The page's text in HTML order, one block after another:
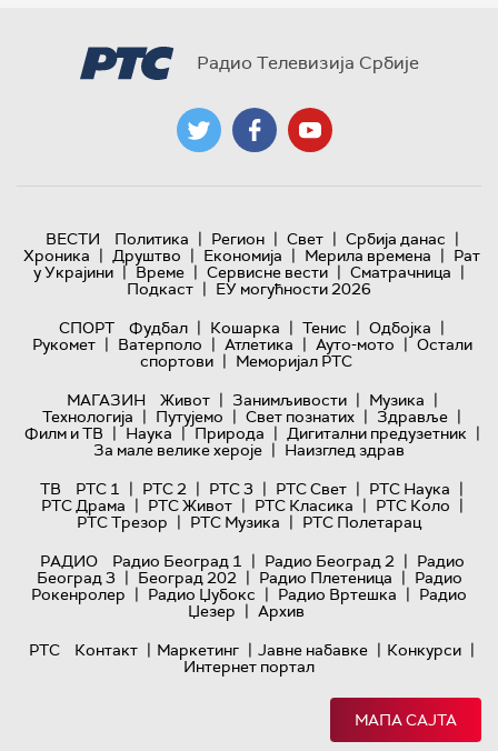
Радио Телевизија Србије
ВЕСТИ Политика | Регион | Свет | Србија данас |
Хроника | Друштво | Економија | Мерила времена | Рат
у Украјини | Време | Сервисне вести | Сматрачница |
Подкаст | ЕУ могућности 2026
СПОРТ
Фудбал | Кошарка | Тенис | Одбојка |
Рукомет | Ватерполо | Атлетика | Ауто-мото | Остали
спортови | Меморијал РТС
МАГАЗИН
Живот | Занимљивости | Музика |
Технологијa | Путујемо | Свет познатих | Здравље |
Филм и ТВ | Наука | Природа | Дигитални предузетник |
За мале велике хероје | Наизглед здрав
ТВ
РТС 1 | РТС 2 | РТС 3 | РТС Свет | РТС Наука |
РТС Драма | РТС Живот | РТС Класика | РТС Коло |
РТС Трезор | РТС Музика | РТС Полетарац
РАДИО
Радио Београд 1 | Радио Београд 2 | Радио
Београд 3 | Београд 202 | Радио Плетеница | Радио
Рокенролер | Радио Џубокс | Радио Вртешка | Радио
Џезер | Архив
РТС
Контакт | Маркетинг | Јавне набавке | Конкурси |
Интернет портал
МАПА САЈТА